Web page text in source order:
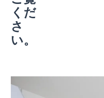
くだ
さ
い。